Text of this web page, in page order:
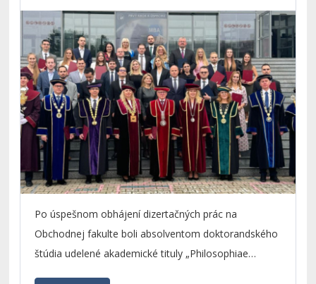
Po úspešnom obhájení dizertačných prác na
Obchodnej fakulte boli absolventom doktorandského
štúdia udelené akademické tituly „Philosophiae